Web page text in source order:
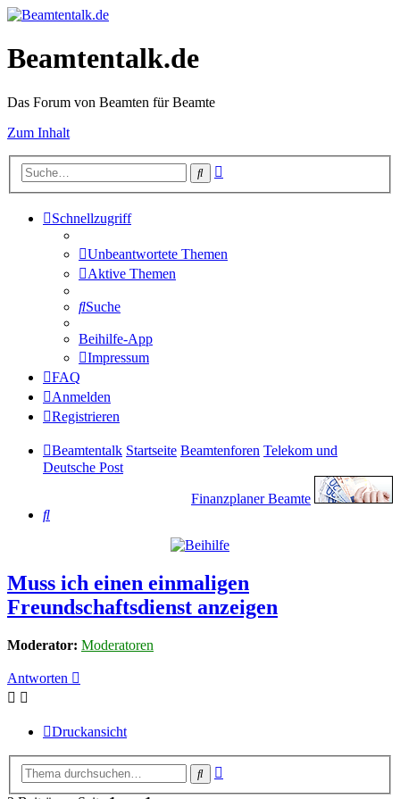
Beamtentalk.de
Das Forum von Beamten für Beamte
Zum Inhalt
Suche
Schnellzugriff
Unbeantwortete Themen
Aktive Themen
Suche
Beihilfe-App
Impressum
FAQ
Anmelden
Registrieren
Beamtentalk Startseite Beamtenforen Telekom und
Deutsche Post
Finanzplaner Beamte
Suche
Muss ich einen einmaligen
Freundschaftsdienst anzeigen
Moderator: Moderatoren
Antworten
Druckansicht
Suche